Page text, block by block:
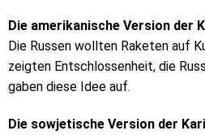
Die amerikanische Version der
Die Russen wollten Raketen auf
zeigten Entschlossenheit, die
gaben diese Idee auf.
Die sowjetische Version der